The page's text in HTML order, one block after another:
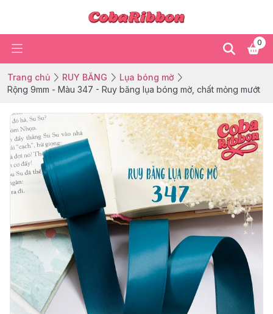
0
Trang chủ RUY BĂNG
Lụa bóng mờ
Rộng 9mm - Màu 347 - Ruy băng lụa bóng mờ, chất mỏng mướt